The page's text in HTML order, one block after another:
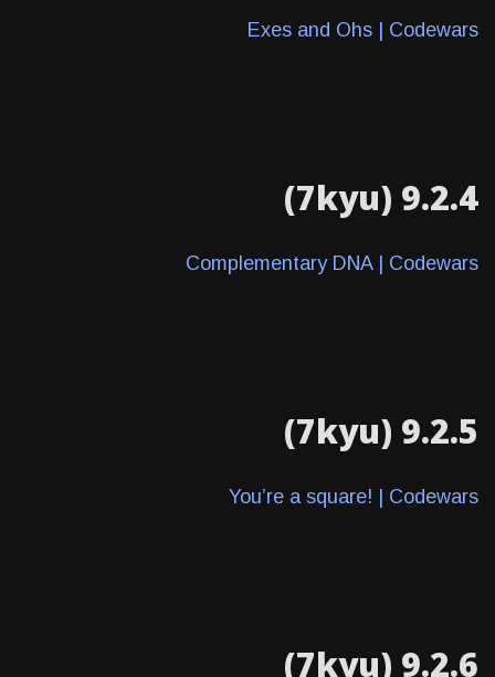
Exes and Ohs | Codewars
9.2.4 (7kyu)
Complementary DNA | Codewars
9.2.5 (7kyu)
You’re a square! | Codewars
9.2.6 (7kyu)